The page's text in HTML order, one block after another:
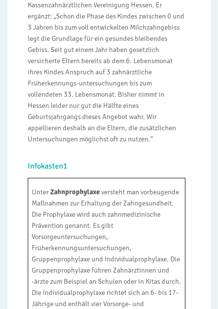
Kassenzahnärztlichen Vereinigung Hessen. Er
ergänzt: „Schon die Phase des Kindes zwischen 0 und
3 Jahren bis zum voll entwickelten Milchzahngebiss
legt die Grundlage für ein gesundes bleibendes
Gebiss. Seit gut einem Jahr haben gesetzlich
versicherte Eltern bereits ab dem 6. Lebensmonat
ihres Kindes Anspruch auf 3 zahnärztliche
Früherkennungs-untersuchungen bis zum
vollendeten 33. Lebensmonat. Bisher nimmt in
Hessen leider nur gut die Hälfte eines
Geburtsjahrgangs dieses Angebot wahr. Wir
appellieren deshalb an die Eltern, die zusätzlichen
Untersuchungen möglichst oft zu nutzen.“
Infokasten1
UnterZahnprophylaxeversteht man vorbeugende
Maßnahmen zur Erhaltung der Zahngesundheit.
Die Prophylaxe wird auch zahnmedizinische
Prävention genannt. Es gibt
Vorsorgeuntersuchungen,
Früherkennungsuntersuchungen,
Gruppenprophylaxe und Individualprophylaxe. Die
Gruppenprophylaxe führen Zahnärztinnen und
-ärzte zum Beispiel an Schulen oder in Kitas durch.
Die Individualprophylaxe richtet sich an 6- bis 17-
Jährige und enthält vier Vorsorge- und